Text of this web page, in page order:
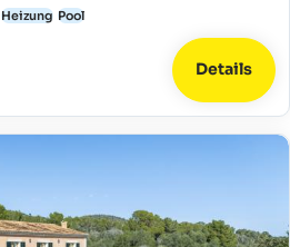
Heizung Pool
Details